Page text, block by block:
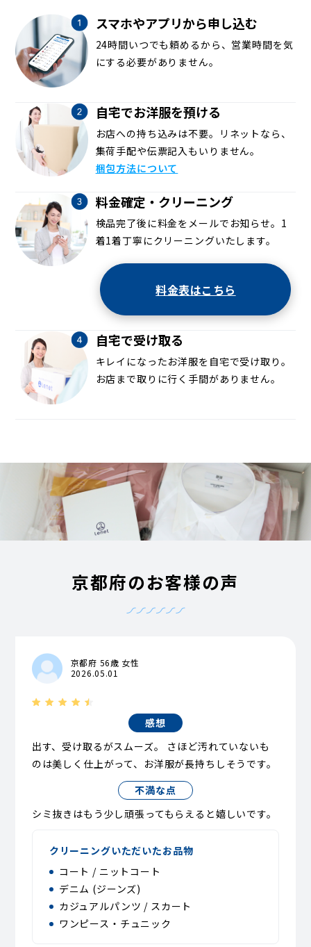
スマホやアプリから申し込む
24時間いつでも頼めるから、営業時間を気
にする必要がありません。
自宅でお洋服を預ける
お店への持ち込みは不要。リネットなら、
集荷手配や伝票記入もいりません。
梱包方法について
料金確定・クリーニング
検品完了後に料金をメールでお知らせ。1
着1着丁寧にクリーニングいたします。
料金表はこちら
自宅で受け取る
キレイになったお洋服を自宅で受け取り。
お店まで取りに行く手間がありません。
京都府のお客様の声
京都府 56歳 女性
2026.05.01
感想
出す、受け取るがスムーズ。 さほど汚れていないも
のは美しく仕上がって、お洋服が長持ちしそうです。
不満な点
シミ抜きはもう少し頑張ってもらえると嬉しいです。
クリーニングいただいたお品物
コート / ニットコート
デニム (ジーンズ)
カジュアルパンツ / スカート
ワンピース・チュニック